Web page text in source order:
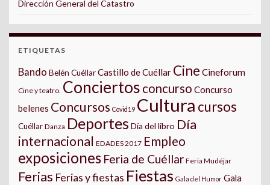
Dirección General del Catastro
ETIQUETAS
Bando Belén CuéllarCastillo de Cuéllar Cine Cineforum
Cine y teatro. Conciertos concurso Concurso
belenes Concursos Covid19 Cultura cursos
Cuéllar Danza Deportes Día del libro Día
internacional EDADES 2017 Empleo
exposiciones Feria de Cuéllar Feria Mudéjar
Ferias Ferias y fiestas Fiestas Gala del Humor Gala